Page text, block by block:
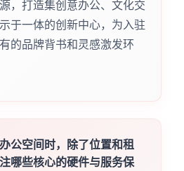
，打造集创意办公、文化交
于一体的创新中心，为入驻
的品牌背书和灵感激发环
公空间时，除了位置和租
哪些核心的硬件与服务保